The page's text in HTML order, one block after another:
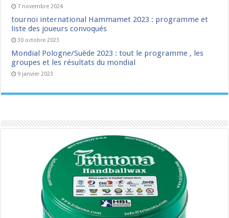
7 novembre 2024
tournoi international Hammamet 2023 : programme et
liste des joueurs convoqués
30 octobre 2023
Mondial Pologne/Suède 2023 : tout le programme , les
groupes et les résultats du mondial
9 janvier 2023